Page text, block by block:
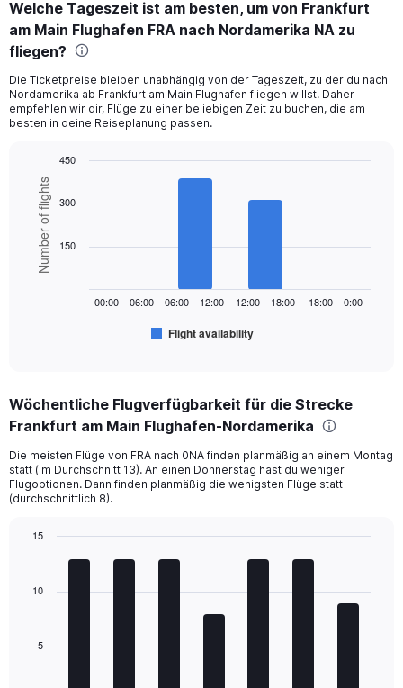
Range:
12
categories.
The
chart
has
1
Y
displaying
values.
Range:
900.
Welche Tageszeit ist am besten, um von Frankfurt
am Main Flughafen FRA nach Nordamerika NA zu
fliegen?
Die Ticketpreise bleiben unabhängig von der Tageszeit, zu der du nach
Nordamerika ab Frankfurt am Main Flughafen fliegen willst. Daher
empfehlen wir dir, Flüge zu einer beliebigen Zeit zu buchen, die am
besten in deine Reiseplanung passen.
Bar
chart
with
bars.
The
Range:
6
The
chart
has
displaying
of
Chart
graphic.
Number of flights
Flight availability
00:00 – 06:00 06:00 – 12:00 12:00 – 18:00 18:00 – 0:00
150
300
450
Wöchentliche Flugverfügbarkeit für die Strecke
Frankfurt am Main Flughafen-Nordamerika
Die meisten Flüge von FRA nach 0NA finden planmäßig an einem Montag
statt (im Durchschnitt 13). An einen Donnerstag hast du weniger
Flugoptionen. Dann finden planmäßig die wenigsten Flüge statt
(durchschnittlich 8).
with
The
5
10
15